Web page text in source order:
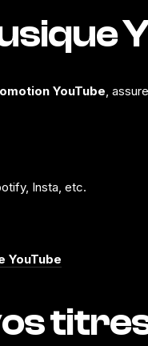
YouTube,
Insta, etc.
YouTube